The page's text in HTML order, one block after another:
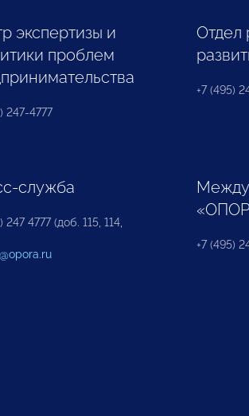
экспертизы и
проблем
247-4777
Отдел
+7 (495)
служба
247 4777 (доб. 115, 114,
+7 (495)